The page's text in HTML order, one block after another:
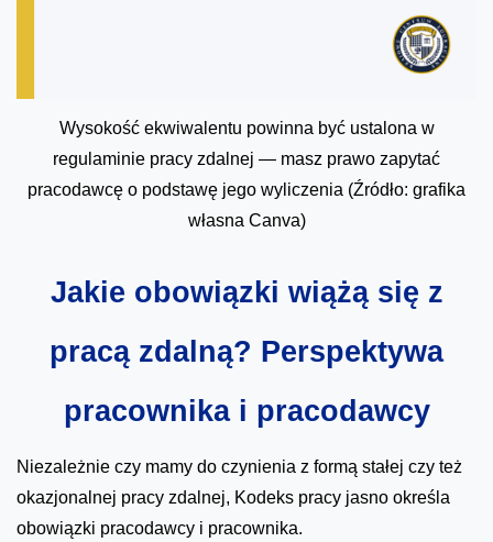
Wysokość ekwiwalentu powinna być ustalona w
regulaminie pracy zdalnej — masz prawo zapytać
pracodawcę o podstawę jego wyliczenia (Źródło: grafika
własna Canva)
Jakie obowiązki wiążą się z
pracą zdalną? Perspektywa
pracownika i pracodawcy
Niezależnie czy mamy do czynienia z formą stałej czy też
okazjonalnej pracy zdalnej, Kodeks pracy jasno określa
obowiązki pracodawcy i pracownika.